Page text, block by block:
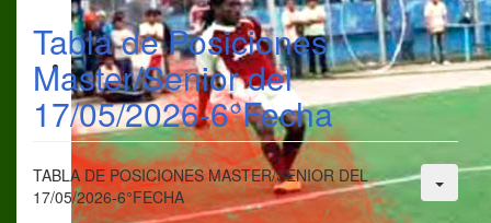
Tabla de Posiciones
Master/Senior del
17/05/2026-6°Fecha
TABLA DE POSICIONES MASTER/SENIOR DEL
17/05/2026-6°FECHA